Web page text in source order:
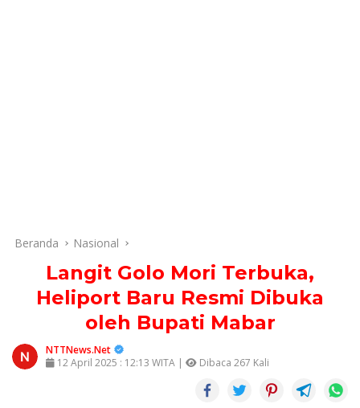
Beranda Nasional
Langit Golo Mori Terbuka,
Heliport Baru Resmi Dibuka
oleh Bupati Mabar
NTTNews.Net
12 April 2025 : 12:13 WITA |
Dibaca 267 Kali